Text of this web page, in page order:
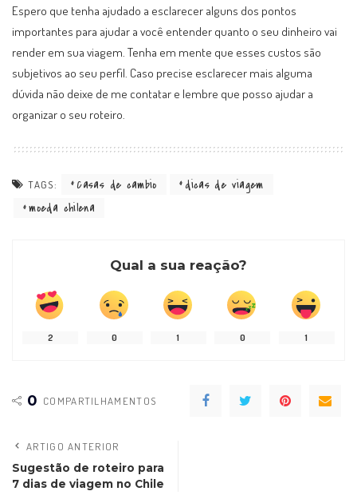
Espero que tenha ajudado a esclarecer alguns dos pontos
importantes para ajudar a você entender quanto o seu dinheiro vai
render em sua viagem. Tenha em mente que esses custos são
subjetivos ao seu perfil. Caso precise esclarecer mais alguma
dúvida não deixe de me contatar e lembre que posso ajudar a
organizar o seu roteiro.
TAGS: Casas de cambio
dicas de viagem
moeda chilena
Qual a sua reação?
2 0 1 0 1
0 COMPARTILHAMENTOS
ARTIGO ANTERIOR
Sugestão de roteiro para
7 dias de viagem no Chile